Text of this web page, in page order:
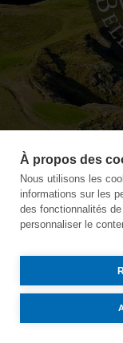
À propos des
Nous utilisons les
informations sur les
des fonctionnalités
personnaliser le